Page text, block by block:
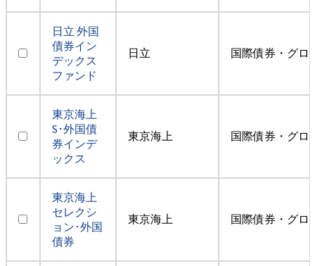
日立 外国
債券イン
デックス
ファンド
日立 国際債券・グロ
東京海上
S･外国債
券インデ
ックス
東京海上 国際債券・グロ
東京海上
セレクシ
ョン･外国
債券
東京海上 国際債券・グロ